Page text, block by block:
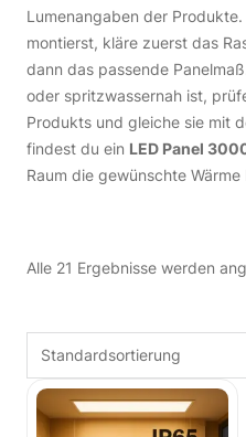
Lumenangaben der
montierst, kläre zuerst das
dann das passende
oder spritzwassernah ist,
Produkts und gleiche sie mit
findest du ein LED Panel
Raum die gewünschte Wärme
Alle 21 Ergebnisse werden